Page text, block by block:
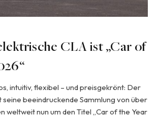
CLA ist „Car of
intuitiv, flexibel – und preisgekrönt: Der
seine beeindruckende Sammlung von über
weltweit nun um den Titel „Car of the Year